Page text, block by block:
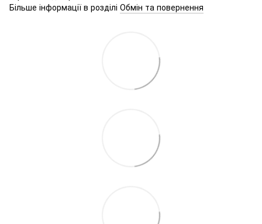
Більше інформації в розділі Обмін та повернення